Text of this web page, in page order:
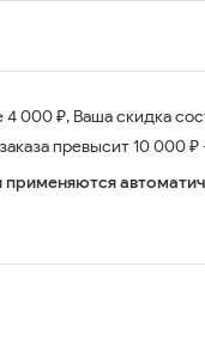
000 ₽, Ваша скидка
превысит 10 000